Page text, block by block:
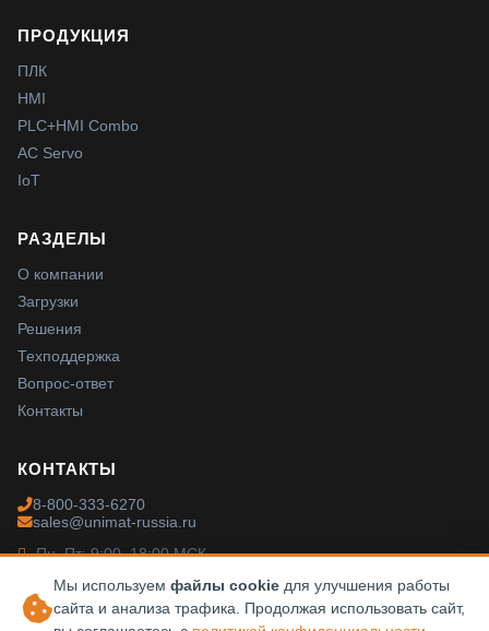
ПРОДУКЦИЯ
ПЛК
HMI
PLC+HMI Combo
AC Servo
IoT
РАЗДЕЛЫ
О компании
Загрузки
Решения
Техподдержка
Вопрос-ответ
Контакты
КОНТАКТЫ
8-800-333-6270
sales@unimat-russia.ru
Пн–Пт: 9:00–18:00 МСК
Мы используем файлы cookie для улучшения работы
сайта и анализа трафика. Продолжая использовать сайт,